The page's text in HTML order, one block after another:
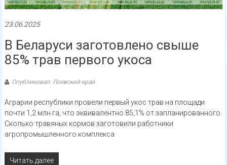
23.06.2025
В Беларуси заготовлено свыше
85% трав первого укоса
Опубликовал: Лоевский край
Аграрии республики провели первый укос трав на площади
почти 1,2 млн га, что эквивалентно 85,1% от запланированного.
Сколько травяных кормов заготовили работники
агропромышленного комплекса
Читать далее